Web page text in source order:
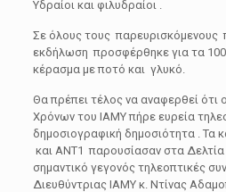
Υδραίοι και φιλυδραίοι .
Σε όλους τους παρευρισκόμενους
εκδήλωση προσφέρθηκε για τα
κέρασμα με ποτό και γλυκό.
Θα πρέπει τέλος να αναφερθεί ότι
Χρόνων του ΙΑΜΥ πήρε ευρεία
δημοσιογραφική δημοσιότητα . Τα
και ΑΝΤ1 παρουσίασαν στα Δελτία
σημαντικό γεγονός τηλεοπτικές
Διευθύντριας ΙΑΜΥ κ. Ντίνας